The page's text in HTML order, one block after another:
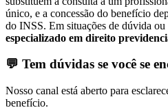
único, e a concessão do benefício
do INSS. Em situações de dúvida
especializado em direito
💬 Tem dúvidas se você se
Nosso canal está aberto para
benefício.